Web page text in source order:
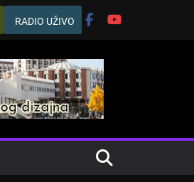
RADIO UŽIVO